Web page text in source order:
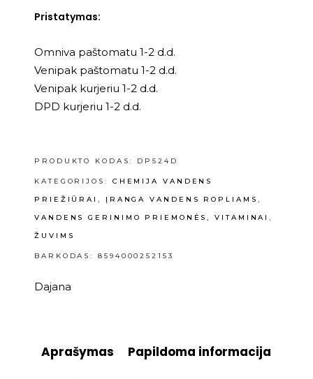
Pristatymas:
Omniva paštomatu 1-2 d.d.
Venipak paštomatu 1-2 d.d.
Venipak kurjeriu 1-2 d.d.
DPD kurjeriu 1-2 d.d.
PRODUKTO KODAS: DP524D
KATEGORIJOS: CHEMIJA VANDENS
PRIEŽIŪRAI , ĮRANGA VANDENS ROPLIAMS ,
VANDENS GERINIMO PRIEMONĖS, VITAMINAI,
ŽUVIMS
BARKODAS: 8594000252153
Dajana
Aprašymas Papildoma informacija